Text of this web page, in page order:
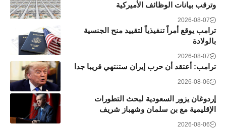
وترقب بيانات الوظائف الأميركية
2026-08-07
ترامب يوقع أمراً تنفيذياً لتقييد منح الجنسية
بالولادة
2026-08-07
ترامب: أعتقد أن حرب إيران ستنتهي قريبا جدا
2026-08-06
إردوغان يزور السعودية لبحث التطورات
الإقليمية مع بن سلمان وشهباز شريف
2026-08-06